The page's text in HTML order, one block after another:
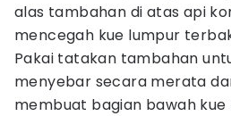
alas tambahan di atas api
mencegah kue lumpur
Pakai tatakan tambahan
menyebar secara merata
membuat bagian bawah kue